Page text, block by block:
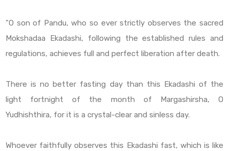
"O son of Pandu, who so ever strictly observes the sacred
Mokshadaa Ekadashi, following the established rules and
regulations, achieves full and perfect liberation after death.
There is no better fasting day than this Ekadashi of the
light fortnight of the month of Margashirsha, O
Yudhishthira, for it is a crystal-clear and sinless day.
Whoever faithfully observes this Ekadashi fast, which is like